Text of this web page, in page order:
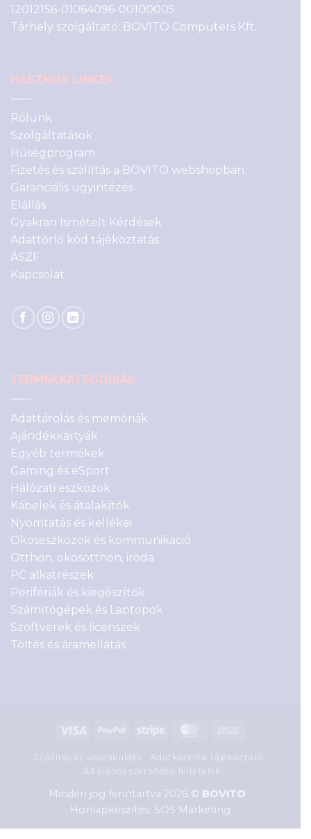
12012156-01064096-00100005
Tárhely szolgáltató: BOVITO Computers Kft.
HASZNOS LINKEK
Rólunk
Szolgáltatások
Hűségprogram
Fizetés és szállítás a BOVITO webshopban
Garanciális ügyintézés
Elállás
Gyakran Ismételt Kérdések
Adattörlő kód tájékoztatás
ÁSZF
Kapcsolat
TERMÉKKATEGÓRIÁK
Adattárolás és memóriák
Ajándékkártyák
Egyéb termékek
Gaming és eSport
Hálózati eszközök
Kábelek és átalakítók
Nyomtatás és kellékei
Okoseszközök és kommunikáció
Otthon, okosotthon, iroda
PC alkatrészek
Perifériák és kiegészítők
Számítógépek és Laptopok
Szoftverek és licenszek
Töltés és áramellátás
Visa PayPal Stripe MasterCard
Delivery
Szállítás és visszaküldés
Adatkezelési tájékoztató
Általános szerződési feltételek
Minden jog fenntartva 2026 © BOVITO -
Honlapkészítés: SOS Marketing